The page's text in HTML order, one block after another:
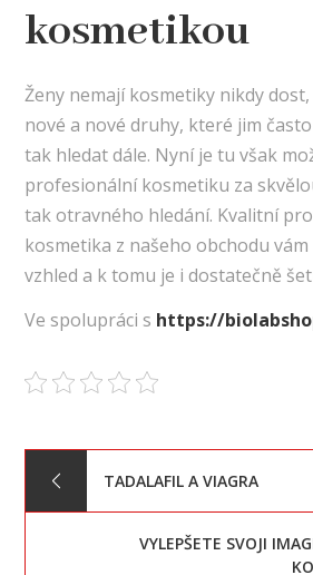
kosmetikou
Ženy nemají kosmetiky nikdy
nové a nové druhy, které jim
tak hledat dále. Nyní je tu však
profesionální kosmetiku za
tak otravného hledání. Kvalitní
kosmetika z našeho obchodu
vzhled a k tomu je i dostatečně
Ve spolupráci s https://
Navigace
TADALAFIL A VIAGRA
VYLEPŠETE SVOJI